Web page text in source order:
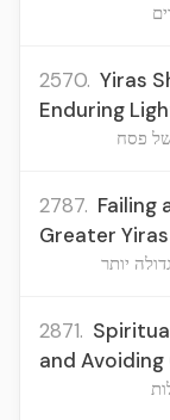
2570. Yiras
Enduring
פסח
2787. Failing
Greater
יותר
2871.
and